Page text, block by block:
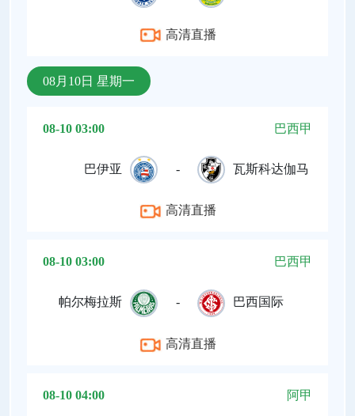
高清直播
08月10日 星期一
08-10 03:00 巴西甲
巴伊亚 - 瓦斯科达伽马
高清直播
08-10 03:00 巴西甲
帕尔梅拉斯 - 巴西国际
高清直播
08-10 04:00 阿甲